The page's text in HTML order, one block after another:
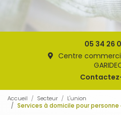
05 34 26
Centre
Accueil Secteur
L'union
Services à domicile pour